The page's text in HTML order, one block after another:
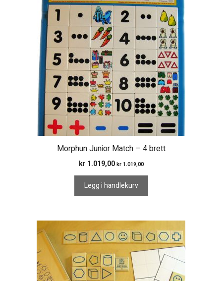
Morphun Junior Match – 4 brett
kr 1.019,00 kr1.019,00
Legg i handlekurv